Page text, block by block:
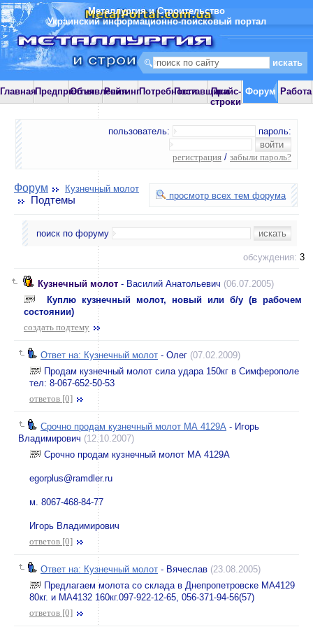
Металлургия и Строительство
Украинский информационно-поисковый портал
ГлавнаяПредприятияОбъявления
РейтингПотребностиПоставщики
Прайс-
строки
Форум Работа
пользователь: пароль:
регистрация / забыли пароль?
просмотр всех тем форума
Форум Кузнечный молот
Подтемы
поиск по форуму
обсуждения: 3
Кузнечный молот - Василий Анатольевич (06.07.2005)
Куплю кузнечный молот, новый или б/у (в рабочем
состоянии)
создать подтему
Ответ на: Кузнечный молот - Олег (07.02.2009)
Продам кузнечный молот сила удара 150кг в Симферополе
тел: 8-067-652-50-53
ответов [0]
Срочно продам кузнечный молот МА 4129А - Игорь
Владимирович (12.10.2007)
Срочно продам кузнечный молот МА 4129А
egorplus@ramdler.ru
м. 8067-468-84-77
Игорь Владимирович
ответов [0]
Ответ на: Кузнечный молот - Вячеслав (23.08.2005)
Предлагаем молота со склада в Днепропетровске МА4129
80кг. и МА4132 160кг.097-922-12-65, 056-371-94-56(57)
ответов [0]